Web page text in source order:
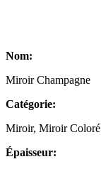
Nom:
Miroir Champagne
Catégorie:
Miroir, Miroir Coloré
Épaisseur: